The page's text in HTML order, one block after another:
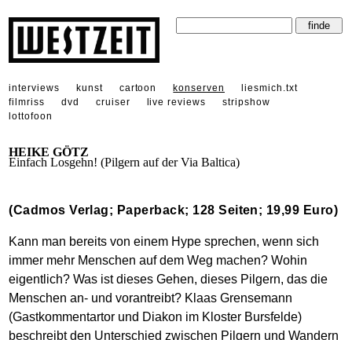
interviews kunst cartoon konserven
liesmich.txt
filmriss
dvd cruiser live reviews
stripshow
lottofoon
HEIKE GÖTZ
Einfach Losgehn! (Pilgern auf der Via Baltica)
(Cadmos Verlag; Paperback; 128 Seiten; 19,99 Euro)
Kann man bereits von einem Hype sprechen, wenn sich
immer mehr Menschen auf dem Weg machen? Wohin
eigentlich? Was ist dieses Gehen, dieses Pilgern, das die
Menschen an- und vorantreibt? Klaas Grensemann
(Gastkommentartor und Diakon im Kloster Bursfelde)
beschreibt den Unterschied zwischen Pilgern und Wandern